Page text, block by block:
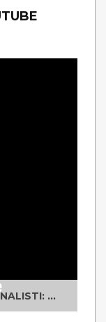
UNO TWO DREI 2015/2016, I FINALISTI: CLASSE IV ALS ISTITUTO "DEGASPERI" BORGO VALSUGANA